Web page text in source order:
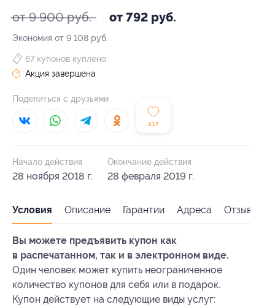
от 9 900 руб. от 792 руб.
Экономия от 9 108 руб.
417
67 купонов куплено
Акция завершена
Поделиться с друзьями
Начало действия
28 ноября 2018 г.
Окончание действия
28 февраля 2019 г.
Условия Описание Гарантии Адреса Отзывы
Вы можете предъявить купон как
в распечатанном, так и в электронном виде.
Один человек может купить неограниченное
количество купонов для себя или в подарок.
Купон действует на следующие виды услуг: